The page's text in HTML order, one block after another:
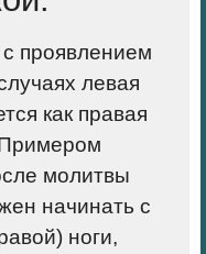
проявлением
левая
как правая
Примером
молитвы
начинать с
ноги,